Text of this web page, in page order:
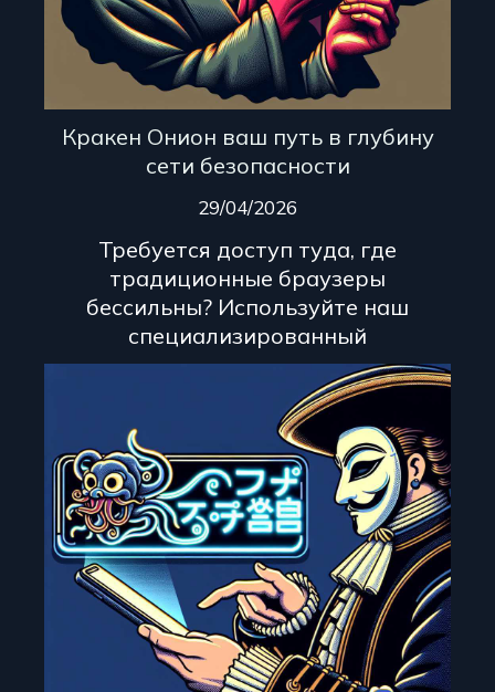
Кракен Онион ваш путь в глубину
сети безопасности
29/04/2026
Требуется доступ туда, где
традиционные браузеры
бессильны? Используйте наш
специализированный